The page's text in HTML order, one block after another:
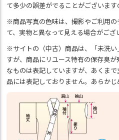
て多少の誤差がでることがございます
※商品写真の色味は、撮影やご利用
て、実物と異なって見える場合がござ
※サイトの（中古）商品は、「未洗
すが、商品にリユース特有の保存臭
なものは表記していますが、あくま
品には表記しておりません。あらかじ